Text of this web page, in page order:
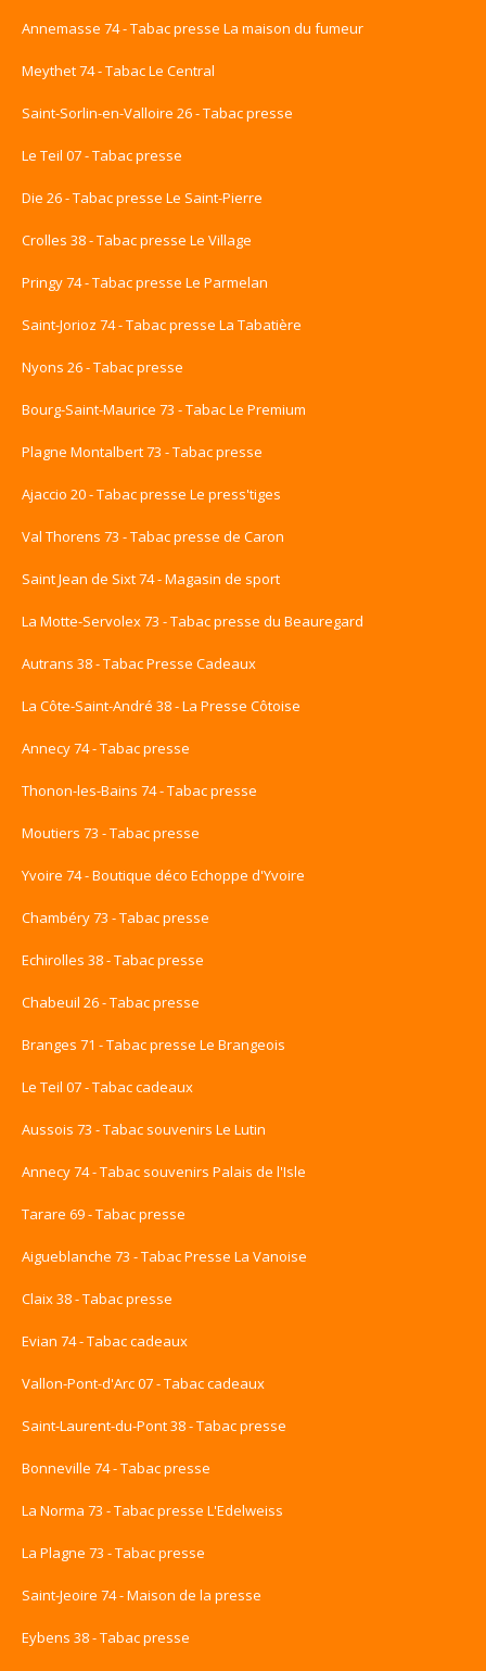
Annemasse 74 - Tabac presse La maison du fumeur
Meythet 74 - Tabac Le Central
Saint-Sorlin-en-Valloire 26 - Tabac presse
Le Teil 07 - Tabac presse
Die 26 - Tabac presse Le Saint-Pierre
Crolles 38 - Tabac presse Le Village
Pringy 74 - Tabac presse Le Parmelan
Saint-Jorioz 74 - Tabac presse La Tabatière
Nyons 26 - Tabac presse
Bourg-Saint-Maurice 73 - Tabac Le Premium
Plagne Montalbert 73 - Tabac presse
Ajaccio 20 - Tabac presse Le press'tiges
Val Thorens 73 - Tabac presse de Caron
Saint Jean de Sixt 74 - Magasin de sport
La Motte-Servolex 73 - Tabac presse du Beauregard
Autrans 38 - Tabac Presse Cadeaux
La Côte-Saint-André 38 - La Presse Côtoise
Annecy 74 - Tabac presse
Thonon-les-Bains 74 - Tabac presse
Moutiers 73 - Tabac presse
Yvoire 74 - Boutique déco Echoppe d'Yvoire
Chambéry 73 - Tabac presse
Echirolles 38 - Tabac presse
Chabeuil 26 - Tabac presse
Branges 71 - Tabac presse Le Brangeois
Le Teil 07 - Tabac cadeaux
Aussois 73 - Tabac souvenirs Le Lutin
Annecy 74 - Tabac souvenirs Palais de l'Isle
Tarare 69 - Tabac presse
Aigueblanche 73 - Tabac Presse La Vanoise
Claix 38 - Tabac presse
Evian 74 - Tabac cadeaux
Vallon-Pont-d'Arc 07 - Tabac cadeaux
Saint-Laurent-du-Pont 38 - Tabac presse
Bonneville 74 - Tabac presse
La Norma 73 - Tabac presse L'Edelweiss
La Plagne 73 - Tabac presse
Saint-Jeoire 74 - Maison de la presse
Eybens 38 - Tabac presse